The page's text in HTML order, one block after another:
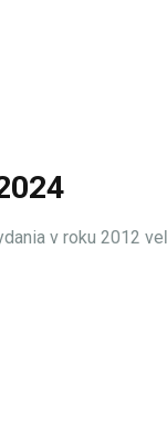
v roku 2012